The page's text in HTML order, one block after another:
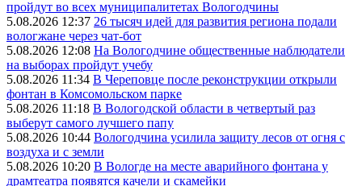
пройдут во всех муниципалитетах Вологодчины
5.08.2026 12:37 26 тысяч идей для развития региона подали
вологжане через чат-бот
5.08.2026 12:08 На Вологодчине общественные наблюдатели
на выборах пройдут учебу
5.08.2026 11:34 В Череповце после реконструкции открыли
фонтан в Комсомольском парке
5.08.2026 11:18 В Вологодской области в четвертый раз
выберут самого лучшего папу
5.08.2026 10:44 Вологодчина усилила защиту лесов от огня с
воздуха и с земли
5.08.2026 10:20 В Вологде на месте аварийного фонтана у
драмтеатра появятся качели и скамейки